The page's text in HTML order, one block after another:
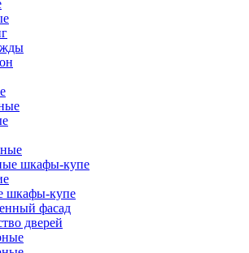
шкафы-купе
шкафы-купе
фасад
дверей